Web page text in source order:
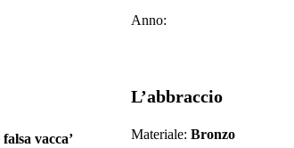
Anno:
vacca’
L’abbraccio
Materiale: Bronzo